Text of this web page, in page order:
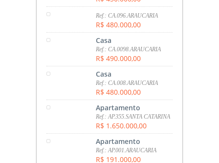
Ref.: CA.096.ARAUCARIA
R$ 480.000,00
Casa
Ref.: CA.0098.ARAUCARIA
R$ 490.000,00
Casa
Ref.: CA.008.ARAUCARIA
R$ 480.000,00
Apartamento
Ref.: AP.355.SANTA CATARINA
R$ 1.650.000,00
Apartamento
Ref.: AP.001.ARAUCARIA
R$ 191.000,00